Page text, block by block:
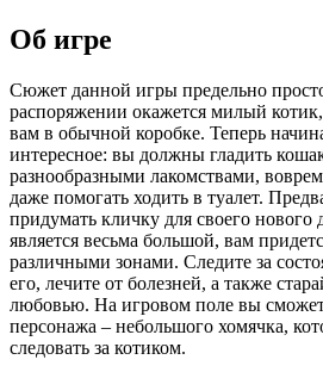
Об игре
Сюжет данной игры предельно
распоряжении окажется милый
вам в обычной коробке. Теперь
интересное: вы должны гладить
разнообразными лакомствами,
даже помогать ходить в туалет.
придумать кличку для своего нового
является весьма большой, вам
различными зонами. Следите за
его, лечите от болезней, а также
любовью. На игровом поле вы
персонажа – небольшого хомячка,
следовать за котиком.